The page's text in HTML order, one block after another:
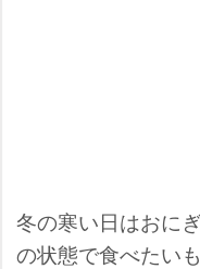
冬の寒い日はおに
の状態で食べたい